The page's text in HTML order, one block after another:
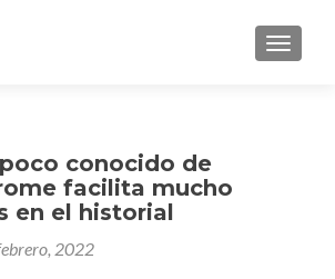
conocido de
facilita mucho
en el historial
2022